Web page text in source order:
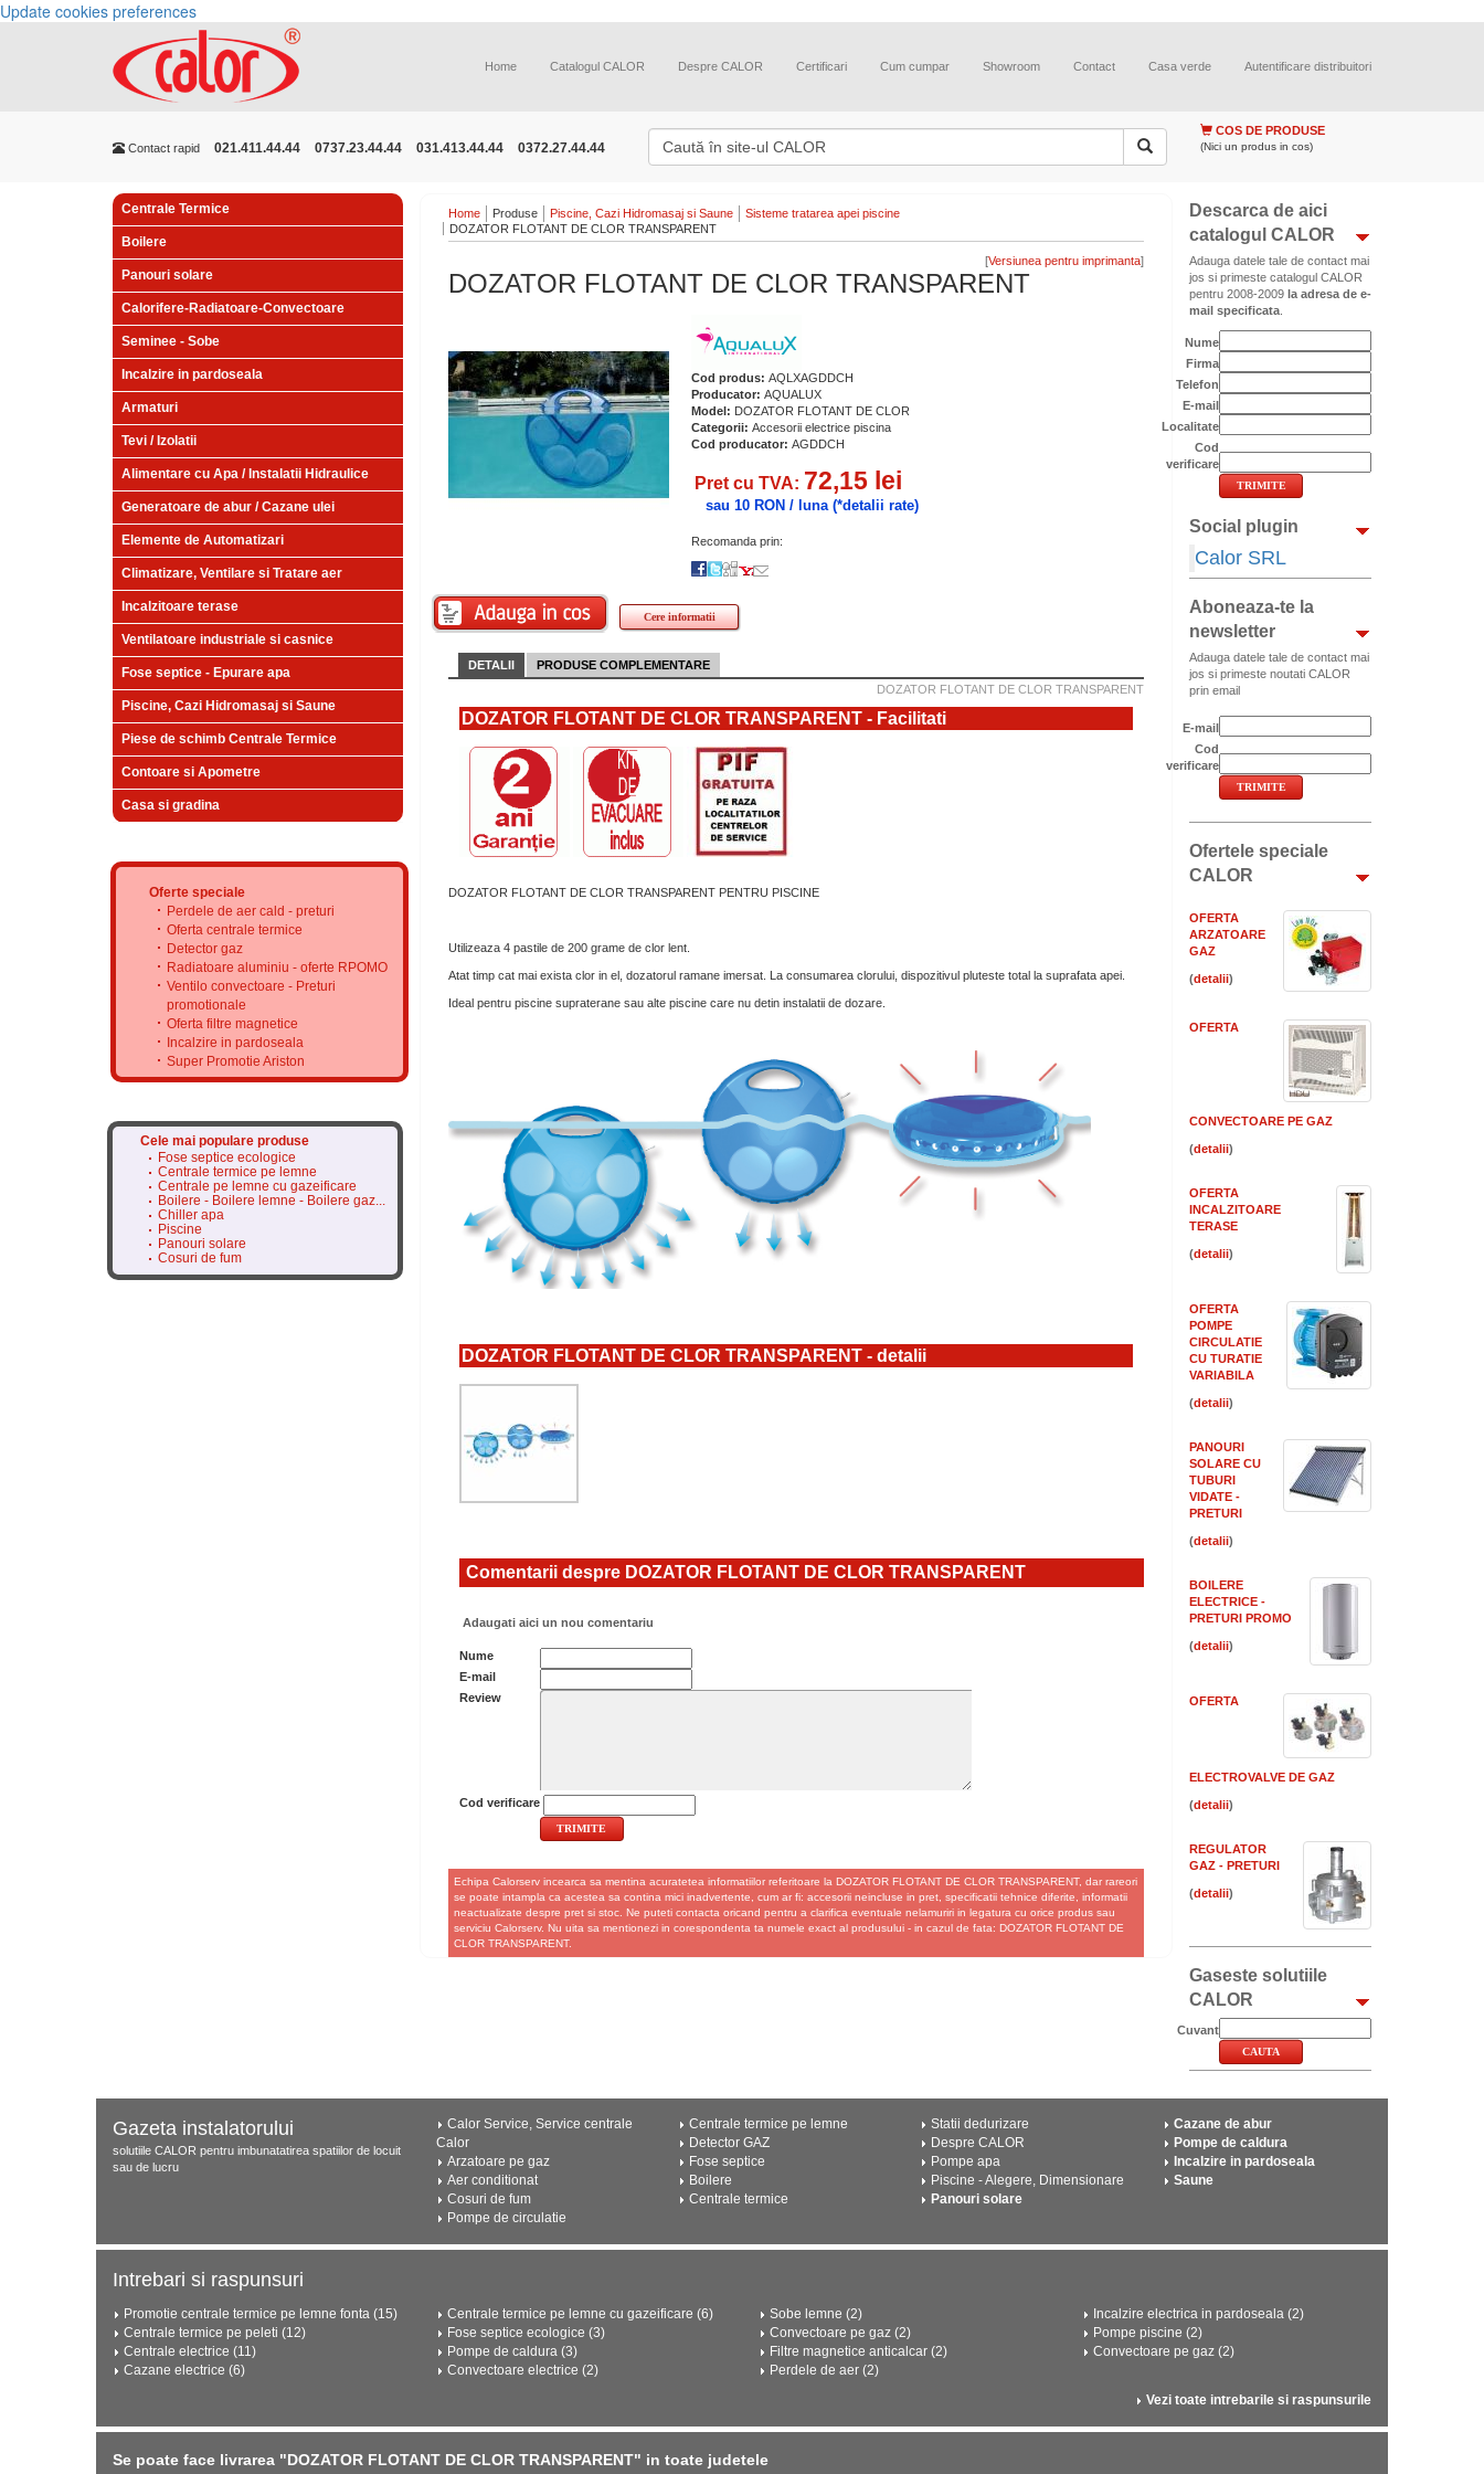
Update cookies preferences
Home Catalogul CALOR Despre CALOR Certificari Cum cumpar Showroom Contact Casa verde Autentificare distribuitori
Contact rapid 021.411.44.44 0737.23.44.44 031.413.44.44 0372.27.44.44
COS DE PRODUSE
(Nici un produs in cos)
Centrale Termice
Boilere
Panouri solare
Calorifere-Radiatoare-Convectoare
Seminee - Sobe
Incalzire in pardoseala
Armaturi
Tevi / Izolatii
Alimentare cu Apa / Instalatii Hidraulice
Generatoare de abur / Cazane ulei
Elemente de Automatizari
Climatizare, Ventilare si Tratare aer
Incalzitoare terase
Ventilatoare industriale si casnice
Fose septice - Epurare apa
Piscine, Cazi Hidromasaj si Saune
Piese de schimb Centrale Termice
Contoare si Apometre
Casa si gradina
Oferte speciale
Perdele de aer cald - preturi
Oferta centrale termice
Detector gaz
Radiatoare aluminiu - oferte RPOMO
Ventilo convectoare - Preturi
promotionale
Oferta filtre magnetice
Incalzire in pardoseala
Super Promotie Ariston
Cele mai populare produse
Fose septice ecologice
Centrale termice pe lemne
Centrale pe lemne cu gazeificare
Boilere - Boilere lemne - Boilere gaz...
Chiller apa
Piscine
Panouri solare
Cosuri de fum
Home Produse Piscine, Cazi Hidromasaj si Saune
Sisteme tratarea apei piscine
DOZATOR FLOTANT DE CLOR TRANSPARENT
[ ]
DOZATOR FLOTANT DE CLOR TRANSPARENT
Cod produs: AQLXAGDDCH
Producator: AQUALUX
Model: DOZATOR FLOTANT DE CLOR
Categorii: Accesorii electrice piscina
Cod producator: AGDDCH
Pret cu TVA: 72,15 lei
sau 10 RON / luna (*detalii rate)
Recomanda prin:
Cere informatii
DETALII
PRODUSE COMPLEMENTARE
DOZATOR FLOTANT DE CLOR TRANSPARENT
DOZATOR FLOTANT DE CLOR TRANSPARENT - Facilitati
DOZATOR FLOTANT DE CLOR TRANSPARENT PENTRU PISCINE
Utilizeaza 4 pastile de 200 grame de clor lent.
Atat timp cat mai exista clor in el, dozatorul ramane imersat. La consumarea clorului, dispozitivul pluteste total la suprafata apei.
Ideal pentru piscine supraterane sau alte piscine care nu detin instalatii de dozare.
DOZATOR FLOTANT DE CLOR TRANSPARENT - detalii
Comentarii despre DOZATOR FLOTANT DE CLOR TRANSPARENT
Adaugati aici un nou comentariu
Nume
E-mail
Review
Cod verificare
Echipa Calorserv incearca sa mentina acuratetea informatiilor referitoare la DOZATOR FLOTANT DE CLOR TRANSPARENT, dar rareori
se poate intampla ca acestea sa contina mici inadvertente, cum ar fi: accesorii neincluse in pret, specificatii tehnice diferite, informatii
neactualizate despre pret si stoc. Ne puteti contacta oricand pentru a clarifica eventuale nelamuriri in legatura cu orice produs sau
serviciu Calorserv. Nu uita sa mentionezi in corespondenta ta numele exact al produsului - in cazul de fata: DOZATOR FLOTANT DE
CLOR TRANSPARENT.
Descarca de aici
catalogul CALOR
Adauga datele tale de contact mai
jos si primeste catalogul CALOR
pentru 2008-2009 la adresa de e-
mail specificata
Nume
Firma
Telefon
E-mail
Localitate
Cod
verificare
Social plugin
Calor SRL
Aboneaza-te la
newsletter
Adauga datele tale de contact mai
jos si primeste noutati CALOR
prin email
E-mail
Cod
verificare
Ofertele speciale
CALOR
OFERTA
ARZATOARE
GAZ
( )
OFERTA
CONVECTOARE PE GAZ
( )
OFERTA
INCALZITOARE
TERASE
( )
OFERTA
POMPE
CIRCULATIE
CU TURATIE
VARIABILA
( )
PANOURI
SOLARE CU
TUBURI
VIDATE -
PRETURI
( )
BOILERE
ELECTRICE -
PRETURI PROMO
( )
OFERTA
ELECTROVALVE DE GAZ
( )
REGULATOR
GAZ - PRETURI
( )
Gaseste solutiile
CALOR
Cuvant
Gazeta instalatorului
solutiile CALOR pentru imbunatatirea spatiilor de locuit
sau de lucru
Calor Service, Service centrale
Calor
Arzatoare pe gaz
Aer conditionat
Cosuri de fum
Pompe de circulatie
Centrale termice pe lemne
Detector GAZ
Fose septice
Boilere
Centrale termice
Statii dedurizare
Despre CALOR
Pompe apa
Piscine - Alegere, Dimensionare
Panouri solare
Cazane de abur
Pompe de caldura
Incalzire in pardoseala
Saune
Intrebari si raspunsuri
Promotie centrale termice pe lemne fonta (15)
Centrale termice pe peleti (12)
Centrale electrice (11)
Cazane electrice (6)
Centrale termice pe lemne cu gazeificare (6)
Fose septice ecologice (3)
Pompe de caldura (3)
Convectoare electrice (2)
Sobe lemne (2)
Convectoare pe gaz (2)
Filtre magnetice anticalcar (2)
Perdele de aer (2)
Incalzire electrica in pardoseala (2)
Pompe piscine (2)
Convectoare pe gaz (2)
Vezi toate intrebarile si raspunsurile
Se poate face livrarea "DOZATOR FLOTANT DE CLOR TRANSPARENT" in toate judetele